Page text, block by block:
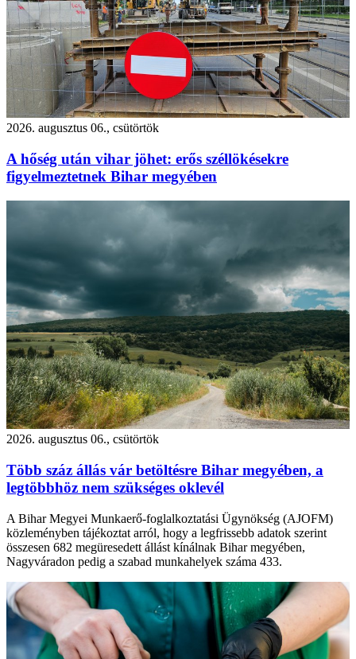
2026. augusztus 06., csütörtök
A hőség után vihar jöhet: erős széllökésekre
figyelmeztetnek Bihar megyében
2026. augusztus 06., csütörtök
Több száz állás vár betöltésre Bihar megyében, a
legtöbbhöz nem szükséges oklevél
A Bihar Megyei Munkaerő-foglalkoztatási Ügynökség (AJOFM)
közleményben tájékoztat arról, hogy a legfrissebb adatok szerint
összesen 682 megüresedett állást kínálnak Bihar megyében,
Nagyváradon pedig a szabad munkahelyek száma 433.